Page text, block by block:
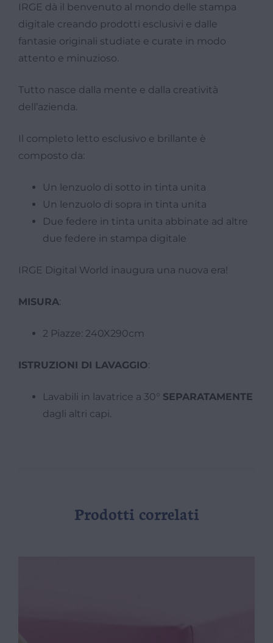
IRGE dà il benvenuto al mondo delle stampa
digitale creando prodotti esclusivi e dalle
fantasie originali studiate e curate in modo
attento e minuzioso.
Tutto nasce dalla mente e dalla creatività
dell’azienda.
Il completo letto esclusivo e brillante è
composto da:
Un lenzuolo di sotto in tinta unita
Un lenzuolo di sopra in tinta unita
Due federe in tinta unita abbinate ad altre
due federe in stampa digitale
IRGE Digital World inaugura una nuova era!
MISURA:
2 Piazze: 240X290cm
ISTRUZIONI DI LAVAGGIO:
Lavabili in lavatrice a 30° SEPARATAMENTE
dagli altri capi.
Prodotti correlati